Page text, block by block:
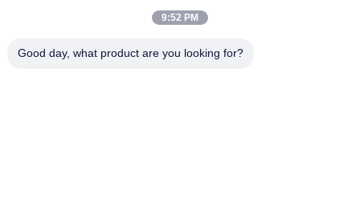
VOE14541591 Główny zawór sterujący koparki dla Volvo
9:52 PM
Good day, what product are you looking for?